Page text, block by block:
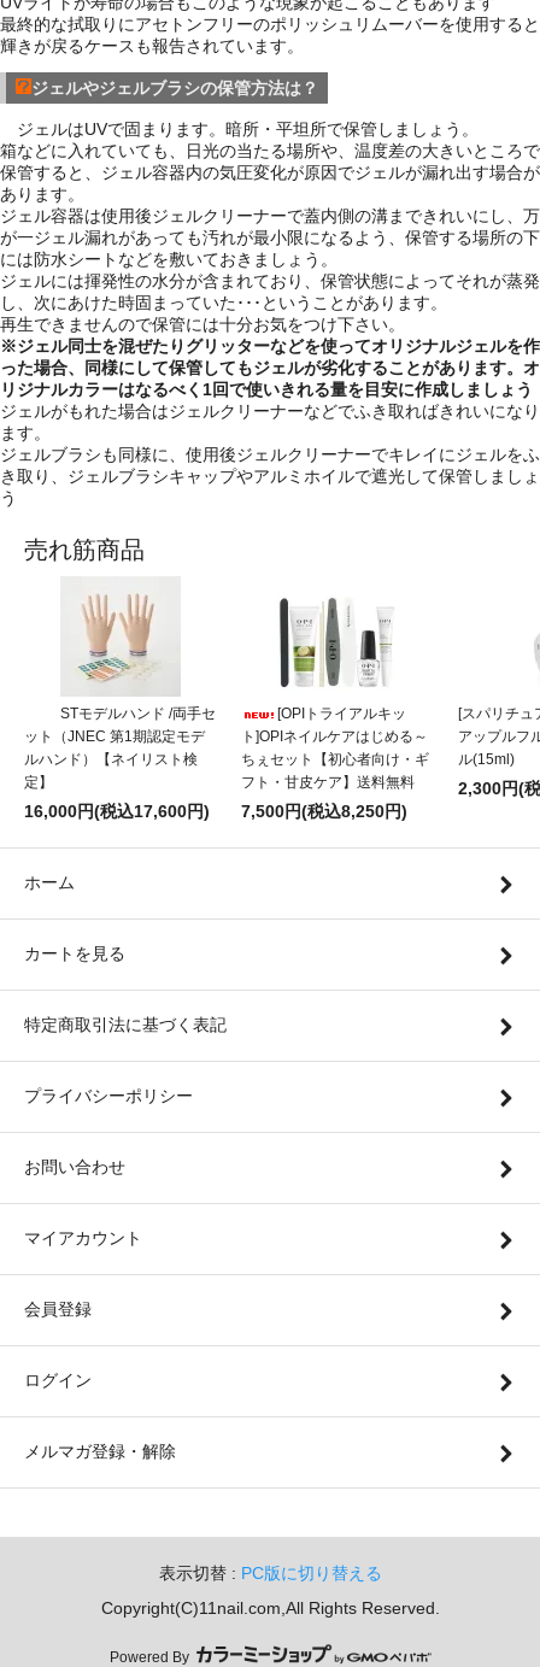
最終的な拭取りにアセトンフリーのポリッシュリムーバーを使用すると
輝きが戻るケースも報告されています。
ジェルやジェルブラシの保管方法は？
ジェルはUVで固まります。暗所・平坦所で保管しましょう。
箱などに入れていても、日光の当たる場所や、温度差の大きいところで
保管すると、ジェル容器内の気圧変化が原因でジェルが漏れ出す場合が
あります。
ジェル容器は使用後ジェルクリーナーで蓋内側の溝まできれいにし、万
が一ジェル漏れがあっても汚れが最小限になるよう、保管する場所の下
には防水シートなどを敷いておきましょう。
ジェルには揮発性の水分が含まれており、保管状態によってそれが蒸発
し、次にあけた時固まっていた･･･ということがあります。
再生できませんので保管には十分お気をつけ下さい。
※ジェル同士を混ぜたりグリッターなどを使ってオリジナルジェルを作
った場合、同様にして保管してもジェルが劣化することがあります。オ
リジナルカラーはなるべく1回で使いきれる量を目安に作成しましょう
ジェルがもれた場合はジェルクリーナーなどでふき取ればきれいになり
ます。
ジェルブラシも同様に、使用後ジェルクリーナーでキレイにジェルをふ
き取り、ジェルブラシキャップやアルミホイルで遮光して保管しましょ
う
売れ筋商品
STモデルハンド /両手セ
ット（JNEC 第1期認定モデ
ルハンド）【ネイリスト検
定】
16,000円(税込17,600円)
[OPIトライアルキッ
ト]OPIネイルケアはじめる～
ちぇセット【初心者向け・ギ
フト・甘皮ケア】送料無料
7,500円(税込8,250円)
[スパリチュ
アップルフ
ル(15ml)
2,300円(
ホーム
カートを見る
特定商取引法に基づく表記
プライバシーポリシー
お問い合わせ
マイアカウント
会員登録
ログイン
メルマガ登録・解除
表示切替 : PC版に切り替える
Copyright(C)11nail.com,All Rights Reserved.
Powered By